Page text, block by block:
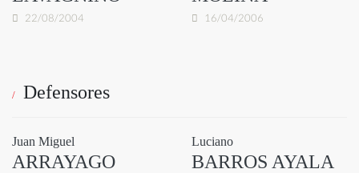
22/08/2004 16/04/2006
Defensores
Juan Miguel
ARRAYAGO
Luciano
BARROS AYALA